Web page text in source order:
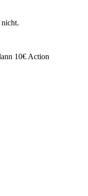
10€ Action